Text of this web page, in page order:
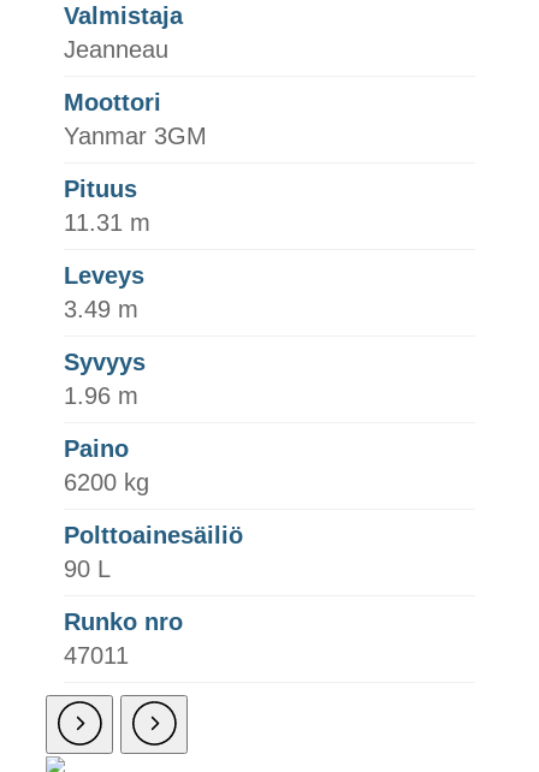
Valmistaja
Jeanneau
Moottori
Yanmar 3GM
Pituus
11.31 m
Leveys
3.49 m
Syvyys
1.96 m
Paino
6200 kg
Polttoainesäiliö
90 L
Runko nro
47011